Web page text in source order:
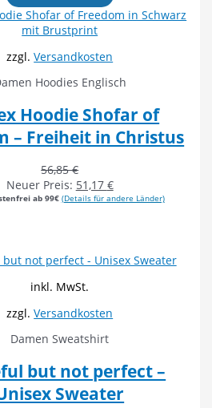
zzgl.Versandkosten
Hoodies Englisch
Hoodie Shofar of
– Freiheit in Christus
56,85€
Neuer Preis: 51,17 €
ab 99€ (Details für andere Länder)
inkl. MwSt.
zzgl.Versandkosten
Damen Sweatshirt
but not perfect –
Sweater